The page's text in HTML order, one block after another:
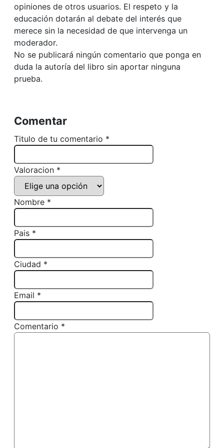
opiniones de otros usuarios. El respeto y la
educación dotarán al debate del interés que
merece sin la necesidad de que intervenga un
moderador.
No se publicará ningún comentario que ponga en
duda la autoría del libro sin aportar ninguna
prueba.
Comentar
Titulo de tu comentario *
Valoracion *
Nombre *
Pais *
Ciudad *
Email *
Comentario *